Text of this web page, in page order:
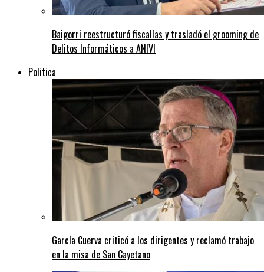
Baigorri reestructuró fiscalías y trasladó el grooming de
Delitos Informáticos a ANIVI
Politica
García Cuerva criticó a los dirigentes y reclamó trabajo
en la misa de San Cayetano